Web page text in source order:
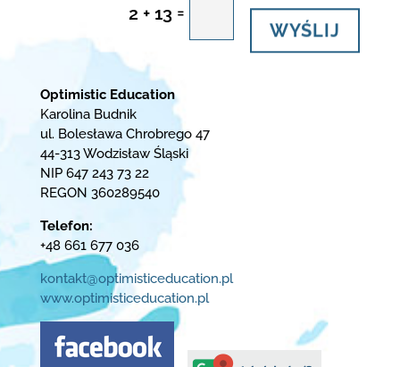
2 + 13 =
WYŚLIJ
Optimistic Education
Karolina Budnik
ul. Bolesława Chrobrego 47
44-313 Wodzisław Śląski
NIP 647 243 73 22
REGON 360289540
Telefon:
+48 661 677 036
kontakt@optimisticeducation.pl
www.optimisticeducation.pl